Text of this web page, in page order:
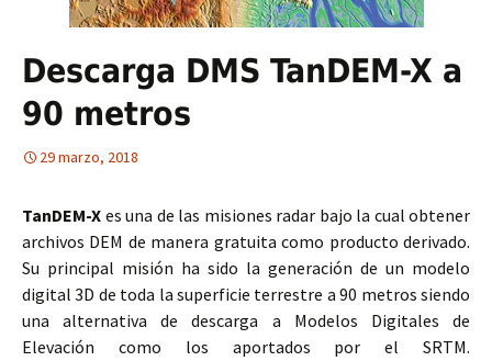
Descarga DMS TanDEM-X a
90 metros
29 marzo, 2018
TanDEM-X es una de las misiones radar bajo la cual obtener
archivos DEM de manera gratuita como producto derivado.
Su principal misión ha sido la generación de un modelo
digital 3D de toda la superficie terrestre a 90 metros siendo
una alternativa de descarga a Modelos Digitales de
Elevación como los aportados por el SRTM.